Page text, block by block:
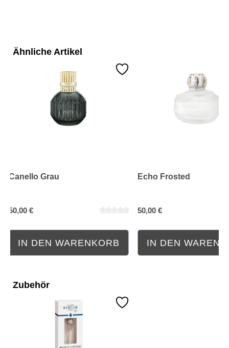
Ähnliche Artikel
Canello Grau
50,00 €
IN DEN WARENKORB
Echo Frosted
50,00 €
IN DEN
Zubehör